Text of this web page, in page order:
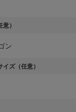
）
ン
ズ（任意）